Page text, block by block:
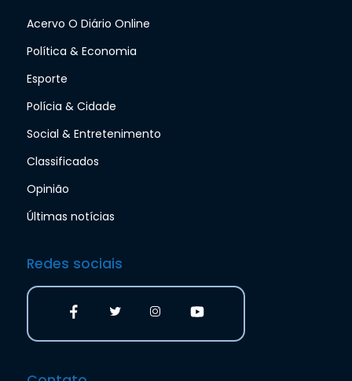
Acervo O Diário Online
Política & Economia
Esporte
Polícia & Cidade
Social & Entretenimento
Classificados
Opinião
Últimas notícias
Redes sociais